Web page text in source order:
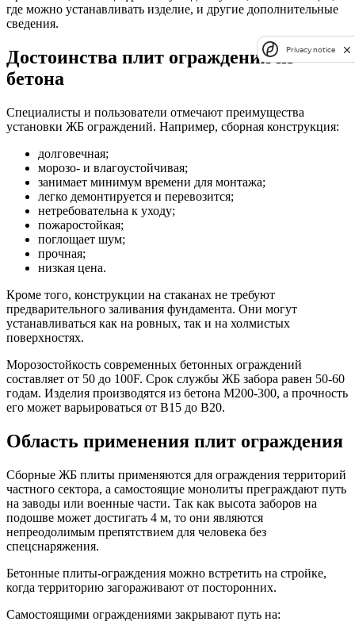
где можно устанавливать изделие, и другие дополнительные
сведения.
Достоинства плит ограждения из
бетона
Специалисты и пользователи отмечают преимущества
установки ЖБ ограждений. Например, сборная конструкция:
долговечная;
морозо- и влагоустойчивая;
занимает минимум времени для монтажа;
легко демонтируется и перевозится;
нетребовательна к уходу;
пожаростойкая;
поглощает шум;
прочная;
низкая цена.
Кроме того, конструкции на стаканах не требуют
предварительного заливания фундамента. Они могут
устанавливаться как на ровных, так и на холмистых
поверхностях.
Морозостойкость современных бетонных ограждений
составляет от 50 до 100F. Срок службы ЖБ забора равен 50-60
годам. Изделия производятся из бетона М200-300, а прочность
его может варьироваться от В15 до В20.
Область применения плит ограждения
Сборные ЖБ плиты применяются для ограждения территорий
частного сектора, а самостоящие монолиты преграждают путь
на заводы или военные части. Так как высота заборов на
подошве может достигать 4 м, то они являются
непреодолимым препятствием для человека без
спецснаряжения.
Бетонные плиты-ограждения можно встретить на стройке,
когда территорию загораживают от посторонних.
Самостоящими ограждениями закрывают путь на:
Privacy notice